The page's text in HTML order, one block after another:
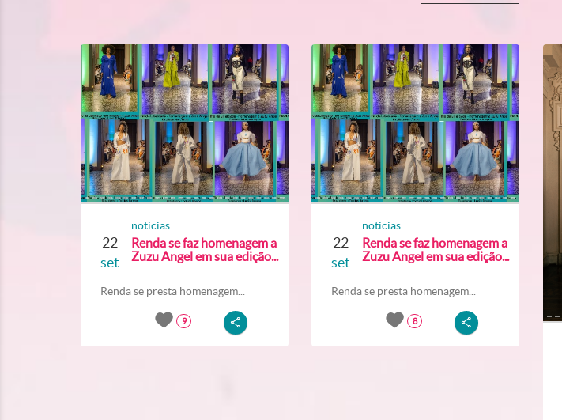
22
set
noticias
Renda se faz homenagem a
Zuzu Angel em sua edição...
Renda se presta homenagem...
9
22
set
noticias
Renda se faz homenagem a
Zuzu Angel em sua edição...
Renda se presta homenagem...
8